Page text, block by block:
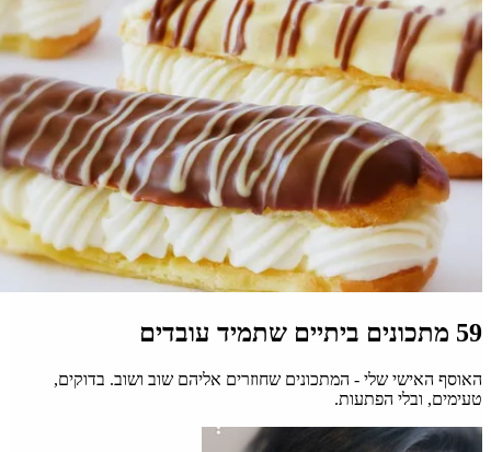
59 מתכונים ביתיים שתמיד עובדים
האוסף האישי שלי - המתכונים שחוזרים אליהם שוב ושוב. בדוקים,
טעימים, ובלי הפתעות.